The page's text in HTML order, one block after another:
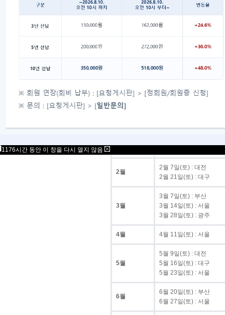
다. 월별 시행 일정
2월
2월 7일(토) : 대전
2월 21일(토) : 대구
3월
3월 7일(토) : 부산
3월 14일(토) : 서울
3월 28일(토) : 광주
4월 4월 11일(토) : 서울
5월
5월 9일(토) : 대전
5월 16일(토) : 대구
5월 23일(토) : 서울
6월
6월 20일(토) : 부산
6월 27일(토) : 서울
1176시간 동안 이 창을 다시 열지 않음